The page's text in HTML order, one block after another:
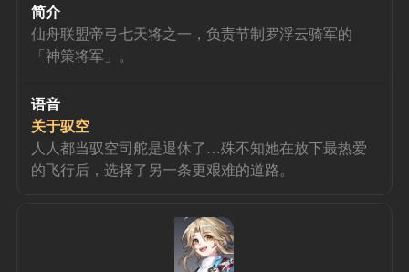
简介
仙舟联盟帝弓七天将之一，负责节制罗浮云骑军的
「神策将军」。
语音
关于驭空
人人都当驭空司舵是退休了…殊不知她在放下最热爱
的飞行后，选择了另一条更艰难的道路。